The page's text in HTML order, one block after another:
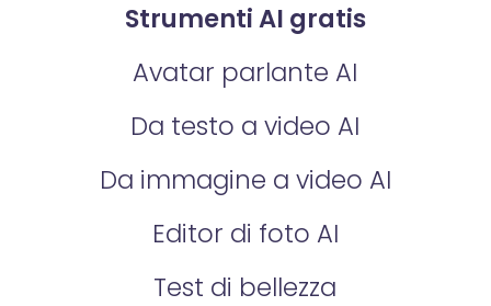
Strumenti AI gratis
Avatar parlante AI
Da testo a video AI
Da immagine a video AI
Editor di foto AI
Test di bellezza